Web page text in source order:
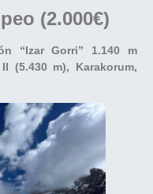
(2.000€)
“Izar Gorri” 1.140 m
(5.430 m), Karakorum,